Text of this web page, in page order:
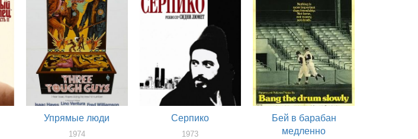
Упрямые люди
1974
Серпико
1973
Бей в барабан
медленно